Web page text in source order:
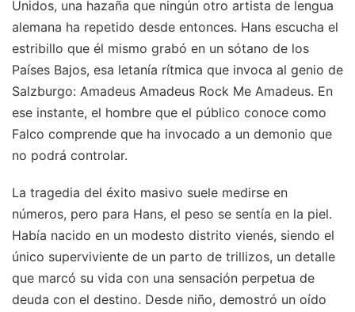
Unidos, una hazaña que ningún otro artista de lengua
alemana ha repetido desde entonces. Hans escucha el
estribillo que él mismo grabó en un sótano de los
Países Bajos, esa letanía rítmica que invoca al genio de
Salzburgo: Amadeus Amadeus Rock Me Amadeus. En
ese instante, el hombre que el público conoce como
Falco comprende que ha invocado a un demonio que
no podrá controlar.
La tragedia del éxito masivo suele medirse en
números, pero para Hans, el peso se sentía en la piel.
Había nacido en un modesto distrito vienés, siendo el
único superviviente de un parto de trillizos, un detalle
que marcó su vida con una sensación perpetua de
deuda con el destino. Desde niño, demostró un oído